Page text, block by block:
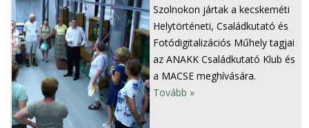
Szolnokon jártak a kecskeméti
Helytörténeti, Családkutató és
Fotódigitalizációs Műhely tagjai
az ANAKK Családkutató Klub és
a MACSE meghívására.
Tovább »